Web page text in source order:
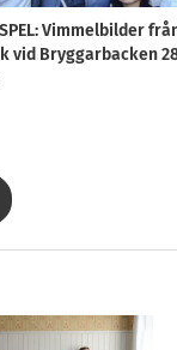
Vimmelbilder
vid Bryggarbacken